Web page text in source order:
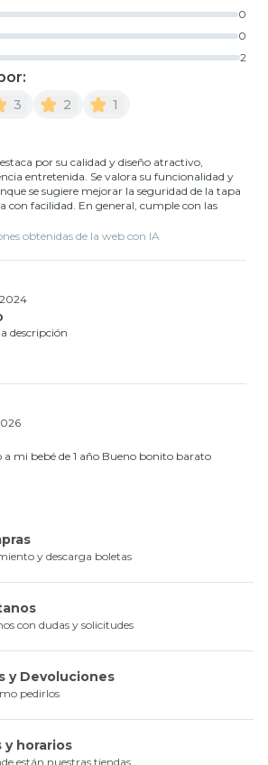
0
0
2
3 2 1
por su calidad y diseño atractivo,
entretenida. Se valora su funcionalidad y
se sugiere mejorar la seguridad de la tapa
con facilidad. En general, cumple con las
obtenidas de la web con IA
descripción
a mi bebé de 1 año Bueno bonito barato
y descarga boletas
con dudas y solicitudes
y Devoluciones
pedirlos
y horarios
están nuestras tiendas